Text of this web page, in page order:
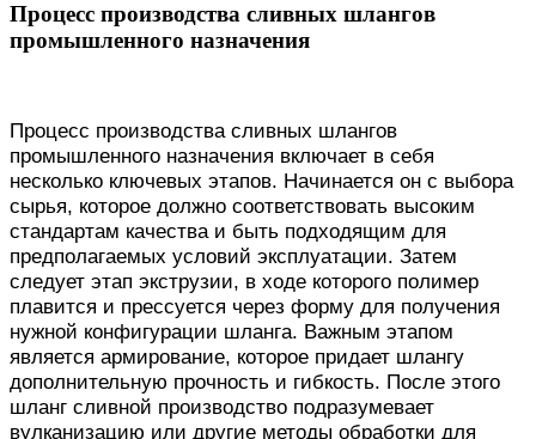
Процесс производства сливных шлангов
промышленного назначения
Процесс производства сливных шлангов
промышленного назначения включает в себя
несколько ключевых этапов. Начинается он с выбора
сырья, которое должно соответствовать высоким
стандартам качества и быть подходящим для
предполагаемых условий эксплуатации. Затем
следует этап экструзии, в ходе которого полимер
плавится и прессуется через форму для получения
нужной конфигурации шланга. Важным этапом
является армирование, которое придает шлангу
дополнительную прочность и гибкость. После этого
шланг сливной производство подразумевает
вулканизацию или другие методы обработки для